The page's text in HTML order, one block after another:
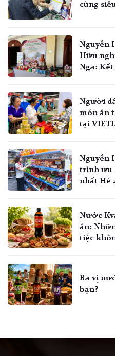
cùng
Nguyễn
Hữu
Nga:
Người
món ăn
tại
Nguyễn
trình ưu
nhất Hè
Nước
ăn:
tiệc
Ba vị
bạn?